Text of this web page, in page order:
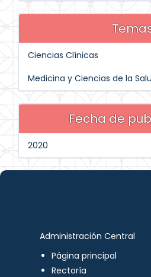
Ciencias Clínicas
Medicina y Ciencias de la
Fecha de
2020
Administración Central
Página principal
Rectoría